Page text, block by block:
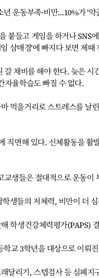
년 운동부족·비만…10%가 '약
붙들고 게임을 하거나 SNS
삼매경'에 빠지다 보면 제
채비를 해야 한다. 늦은
자율학습도 빠질 수 없다.
먹을거리로 스트레스를 날
직면해 있다. 신체활동을
교생들은 절대적으로 운동이
생들의 저체력, 비만이 더
학생건강체력평가(PAPS)
교 3학년을 대상으로 이뤄
달리기, 스텝검사 등 심폐